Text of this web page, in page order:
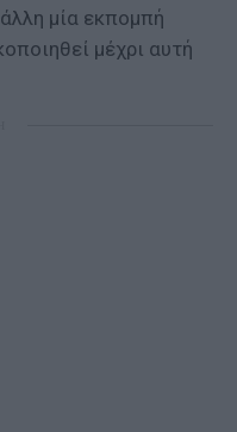
μία εκπομπή
μέχρι αυτή